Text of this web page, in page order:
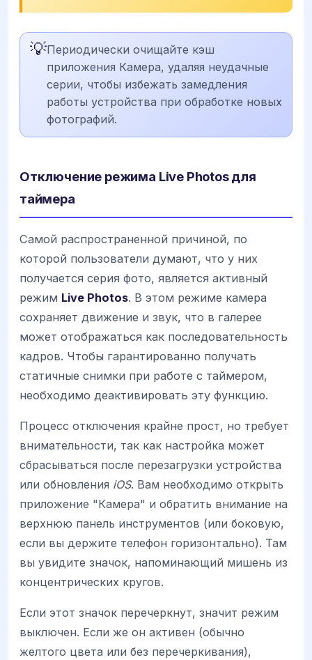
💡Периодически очищайте кэш
приложения Камера, удаляя неудачные
серии, чтобы избежать замедления
работы устройства при обработке новых
фотографий.
Отключение режима Live Photos для
таймера
Самой распространенной причиной, по
которой пользователи думают, что у них
получается серия фото, является активный
режим Live Photos. В этом режиме камера
сохраняет движение и звук, что в галерее
может отображаться как последовательность
кадров. Чтобы гарантированно получать
статичные снимки при работе с таймером,
необходимо деактивировать эту функцию.
Процесс отключения крайне прост, но требует
внимательности, так как настройка может
сбрасываться после перезагрузки устройства
или обновления iOS. Вам необходимо открыть
приложение "Камера" и обратить внимание на
верхнюю панель инструментов (или боковую,
если вы держите телефон горизонтально). Там
вы увидите значок, напоминающий мишень из
концентрических кругов.
Если этот значок перечеркнут, значит режим
выключен. Если же он активен (обычно
желтого цвета или без перечеркивания),